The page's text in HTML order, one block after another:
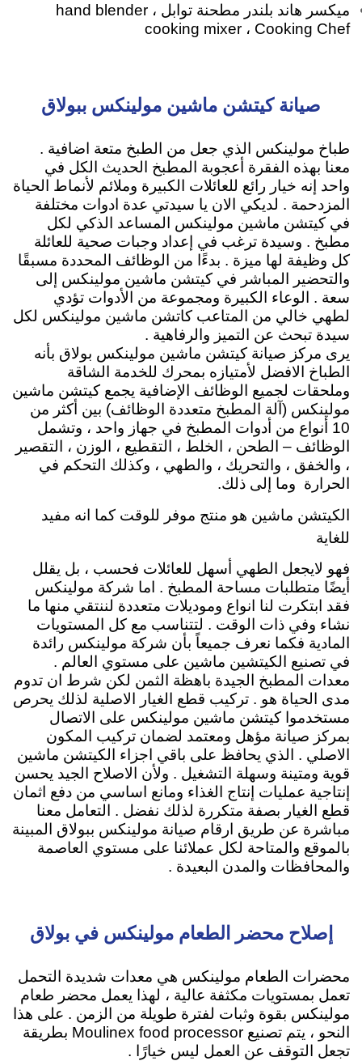
ميكسر هاند بلندر مطحنة توابل hand blender ،
cooking mixer ، Cooking Chef
صيانة كيتشن ماشين مولينكس ببولاق
طباخ مولينكس الذي جعل من الطبخ متعة اضافية .
معنا بهذه الفقرة أعجوبة المطبخ الحديث الكل في
واحد إنه خيار رائع للعائلات الكبيرة وملائم لأنماط الحياة
المزدحمة . لديكي الان يا سيدتي عدة ادوات مختلفة
في كيتشن ماشين مولينكس المساعد الذكي لكل
مطبخ . وسيدة ترغب في إعداد وجبات صحية للعائلة
كل وظيفة لها ميزة . بدءًا من الوظائف المحددة مسبقًا
والتحضير المباشر في كيتشن ماشين مولينكس إلى
سعة . الوعاء الكبيرة ومجموعة من الأدوات تؤدي
لطهي خالي من المتاعب كاتشن ماشين مولينكس لكل
سيدة تبحث عن التميز والرفاهية .
يرى مركز صيانة كيتشن ماشين مولينكس بولاق بأنه
الطباخ الافضل لأمتيازه بمحرك للخدمة الشاقة
وملحقات لجميع الوظائف الإضافية يجمع كيتشن ماشين
مولينكس (آلة المطبخ متعددة الوظائف) بين أكثر من
10 أنواع من أدوات المطبخ في جهاز واحد ، وتشمل
الوظائف – الطحن ، الخلط ، التقطيع ، الوزن ، التقصير
، والخفق ، والتحريك ، والطهي ، وكذلك التحكم في
الحرارة وما إلى ذلك.
الكيتشن ماشين هو منتج موفر للوقت كما انه مفيد
للغاية
فهو لايجعل الطهي أسهل للعائلات فحسب ، بل يقلل
أيضًا متطلبات مساحة المطبخ . اما شركة مولينكس
فقد ابتكرت لنا انواع وموديلات متعددة لننتقي منها ما
نشاء وفي ذات الوقت . لتتناسب مع كل المستويات
المادية فكما نعرف جميعاً بأن شركة مولينكس رائدة
في تصنيع الكيتشين ماشين على مستوي العالم .
معدات المطبخ الجيدة باهظة الثمن لكن شرط ان تدوم
مدى الحياة هو . تركيب قطع الغيار الاصلية لذلك يحرص
مستخدموا كيتشن ماشين مولينكس على الاتصال
بمركز صيانة مؤهل ومعتمد لضمان تركيب المكون
الاصلي . الذي يحافظ على باقي اجزاء الكيتشن ماشين
قوية ومتينة وسهلة التشغيل . ولأن الاصلاح الجيد يحسن
إنتاجية عمليات إنتاج الغذاء ومانع اساسي من دفع اثمان
قطع الغيار بصفة متكررة لذلك نفضل . التعامل معنا
مباشرة عن طريق ارقام صيانة مولينكس ببولاق المبينة
بالموقع والمتاحة لكل عملائنا على مستوي العاصمة
والمحافظات والمدن البعيدة .
إصلاح محضر الطعام مولينكس في بولاق
محضرات الطعام مولينكس هي معدات شديدة التحمل
تعمل بمستويات مكثفة عالية ، لهذا يعمل محضر طعام
مولينكس بقوة وثبات لفترة طويلة من الزمن . على هذا
النحو ، يتم تصنيع Moulinex food processor بطريقة
تجعل التوقف عن العمل ليس خيارًا .